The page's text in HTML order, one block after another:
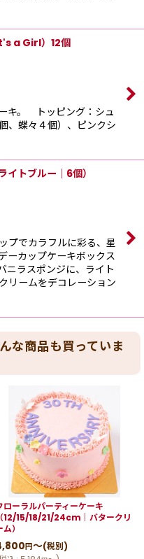
a Girl）12個
キ。 トッピング：シュ
、蝶々４個）、ピンクシ
イトブルー｜6個）
プでカラフルに彩る、星
ーカップケーキボックス
ニラスポンジに、ライト
リームをデコレーション
な商品も買っていま
ローラルパーティーケーキ
（12/15/18/21/24cm｜バタークリ
ム）
円～(税別)